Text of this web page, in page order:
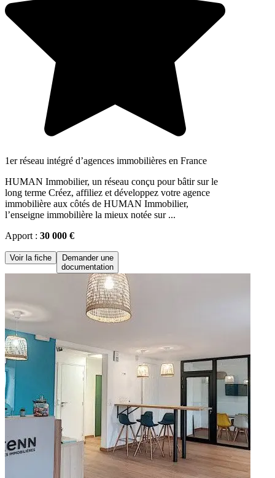
1er réseau intégré d’agences immobilières en France
HUMAN Immobilier, un réseau conçu pour bâtir sur le
long terme Créez, affiliez et développez votre agence
immobilière aux côtés de HUMAN Immobilier,
l’enseigne immobilière la mieux notée sur ...
Apport : 30 000 €
Voir la fiche
Demander une
documentation